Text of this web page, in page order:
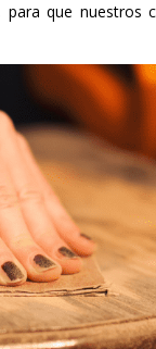
para que nuestros